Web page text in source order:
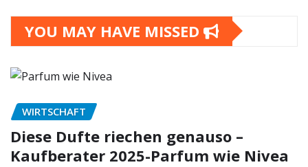
YOU MAY HAVE MISSED
WIRTSCHAFT
Diese Dufte riechen genauso –
Kaufberater 2025-Parfum wie Nivea